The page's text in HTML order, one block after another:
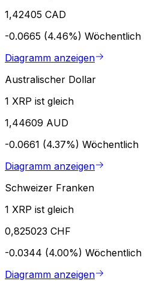
1,42405 CAD
-0.0665 (4.46%) Wöchentlich
Diagramm anzeigen
Australischer Dollar
1 XRP ist gleich
1,44609 AUD
-0.0661 (4.37%) Wöchentlich
Diagramm anzeigen
Schweizer Franken
1 XRP ist gleich
0,825023 CHF
-0.0344 (4.00%) Wöchentlich
Diagramm anzeigen